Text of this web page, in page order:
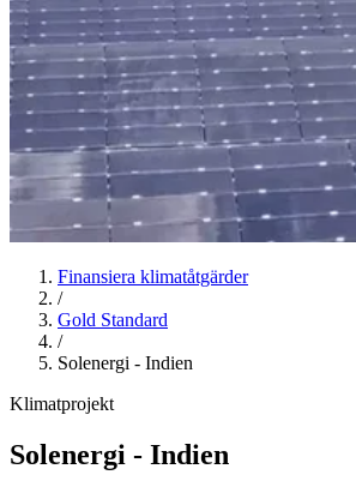
Finansiera klimatåtgärder
/
Gold Standard
/
Solenergi - Indien
Klimatprojekt
Solenergi - Indien